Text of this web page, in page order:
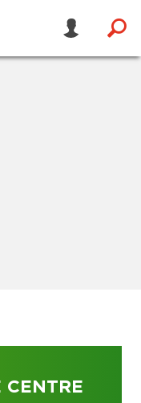
CENTRE